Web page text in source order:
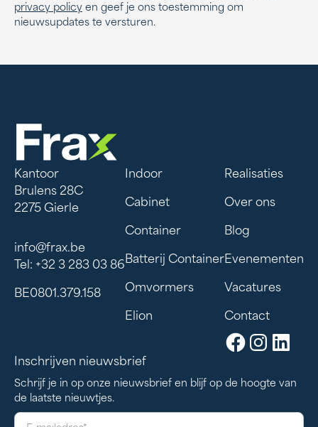
privacy policy en geef je ons toestemming om
nieuwsupdates te versturen.
Kantoor
Brulens 28C
2275 Gierle
info@frax.be
Tel: +32 3 283 03 86
BE0801.379.158
Indoor
Cabinet
Container
Batterij Container
Omvormers
Elion
Realisaties
Over ons
Blog
Evenementen
Vacatures
Contact
Inschrijven nieuwsbrief
Schrijf je in op onze nieuwsbrief en blijf op de hoogte van
de laatste nieuwtjes.